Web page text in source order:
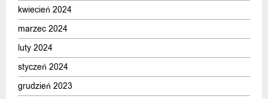
kwiecień 2024
marzec 2024
luty 2024
styczeń 2024
grudzień 2023